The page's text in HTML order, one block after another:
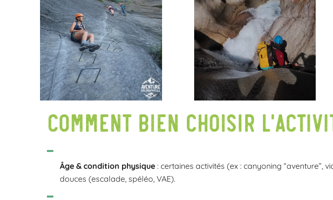
Comment bien choisir
Âge & condition physique: certaines activités (ex : canyoning “aventure”,
douces (escalade, spéléo, VAE).